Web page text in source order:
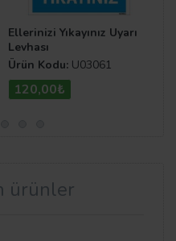
Ellerinizi Yıkayınız Uyarı
Levhası
Ürün Kodu: U03061
120,00₺
ürünler